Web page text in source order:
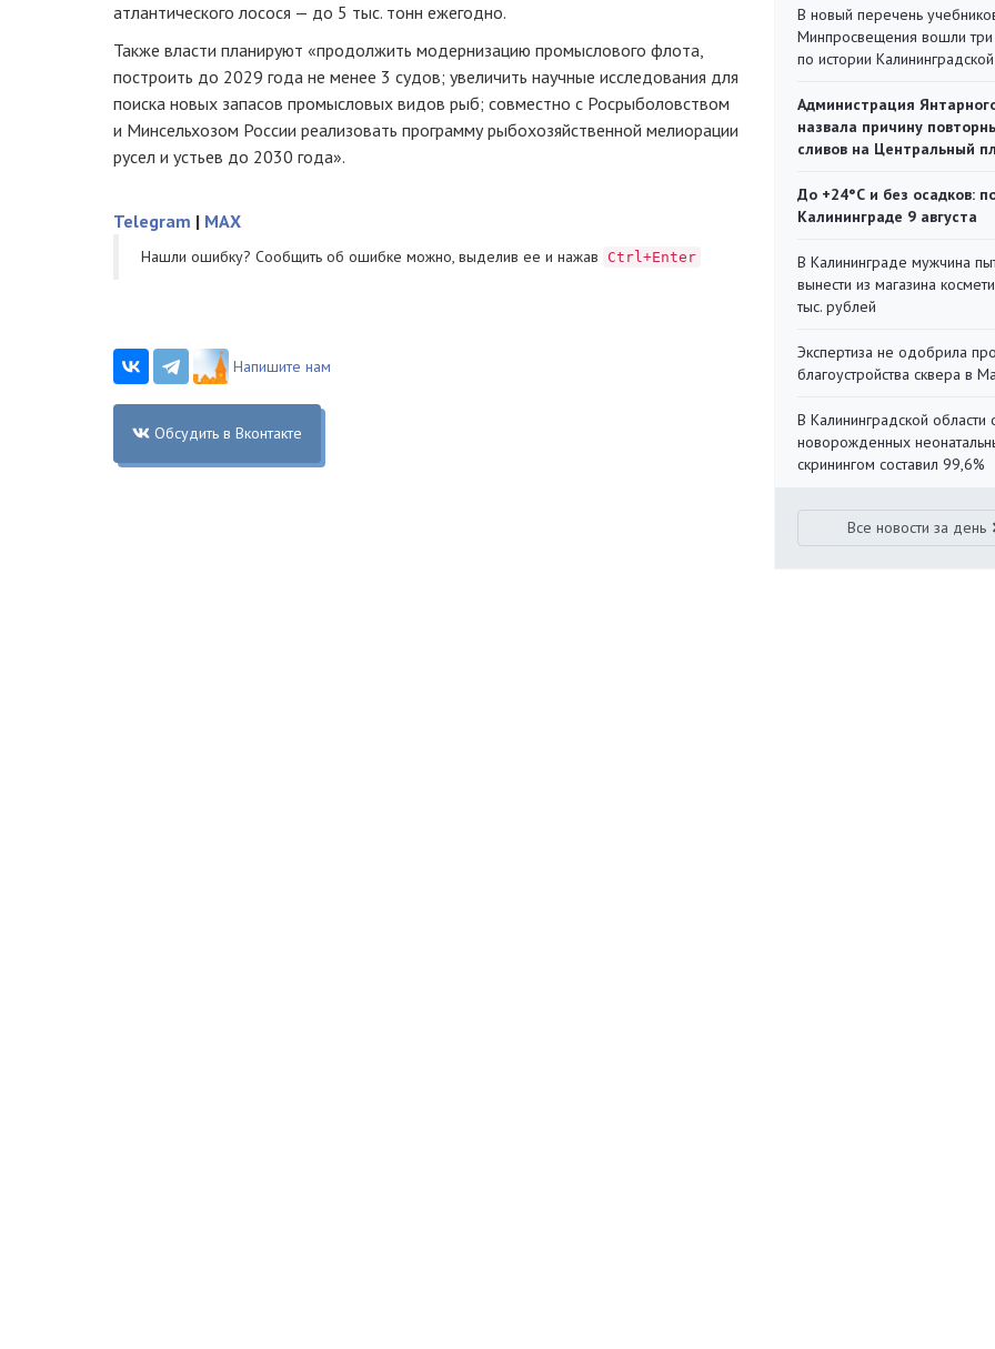
атлантического лосося — до 5 тыс. тонн ежегодно.
Также власти планируют «продолжить модернизацию промыслового флота,
построить до 2029 года не менее 3 судов; увеличить научные исследования для
поиска новых запасов промысловых видов рыб; совместно с Росрыболовством
и Минсельхозом России реализовать программу рыбохозяйственной мелиорации
русел и устьев до 2030 года».
Telegram | MAX
Нашли ошибку? Cообщить об ошибке можно, выделив ее и нажав Ctrl+Enter
Напишите нам
Обсудить в Вконтакте
В новый перечень
Минпросвещения вошли три
по истории
Администрация
назвала причину
сливов на Центральный
До +24°С и без осадков:
Калининграде 9 августа
В Калининграде мужчина
вынести из магазина
тыс. рублей
Экспертиза не одобрила
благоустройства сквера в
В Калининградской области
новорожденных
скринингом составил 99,6%
Все новости за день